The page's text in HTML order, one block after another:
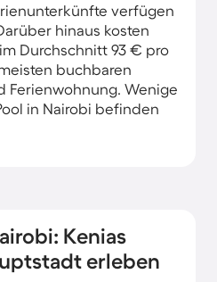
verfügen
hinaus kosten
Durchschnitt 93 € pro
buchbaren
Ferienwohnung. Wenige
in Nairobi befinden
Kenias
erleben